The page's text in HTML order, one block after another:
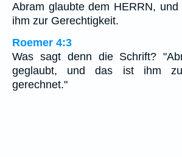
Abram glaubte dem HERRN,
ihm zur Gerechtigkeit.
Roemer 4:3
Was sagt denn die Schrift?
geglaubt, und das ist ihm
gerechnet."